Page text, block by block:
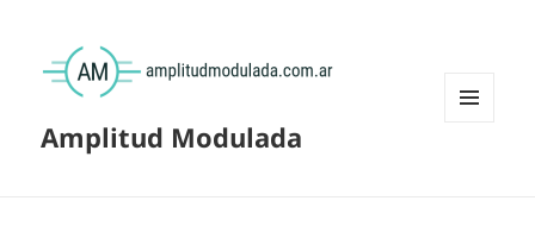
Amplitud Modulada